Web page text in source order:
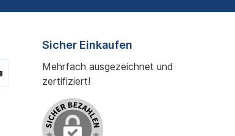
Sicher Einkaufen
Mehrfach ausgezeichnet und
zertifiziert!